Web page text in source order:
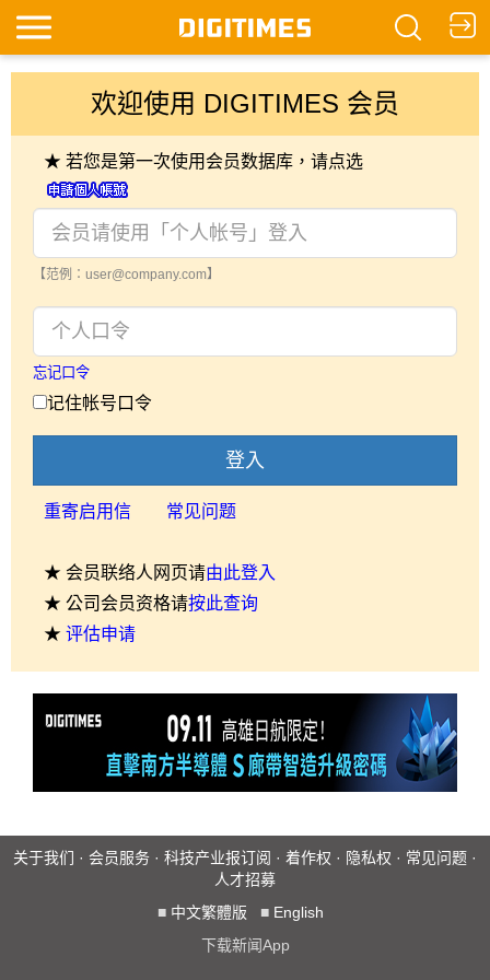
欢迎使用 DIGITIMES 会员
★ 若您是第一次使用会员数据库，请点选
【范例：user@company.com】
忘记口令
记住帐号口令
登入
重寄启用信 常见问题
★ 会员联络人网页请由此登入
★ 公司会员资格请按此查询
★ 评估申请
关于我们 · 会员服务 · 科技产业报订阅 · 着作权 · 隐私权 · 常见问题 ·
人才招募
■ 中文繁體版 ■ English
下载新闻App